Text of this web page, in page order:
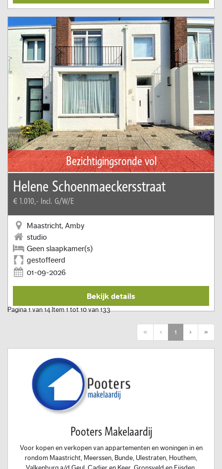
Bezichtigingsronde vol
Helene Schoenmaeckersstraat
€ 1.010,- Incl. G/W/E
Maastricht, Amby
studio
Geen slaapkamer(s)
gestoffeerd
01-09-2026
Bekijk details
Pagina 1 van 14 Item 1 tot 10 van 133
«First ‹ Previous
1 › Next»
Pooters Makelaardij
Voor kopen en verkopen van appartementen en woningen in en
rondom Maastricht, Meerssen, Bunde, Ulestraten, Houthem,